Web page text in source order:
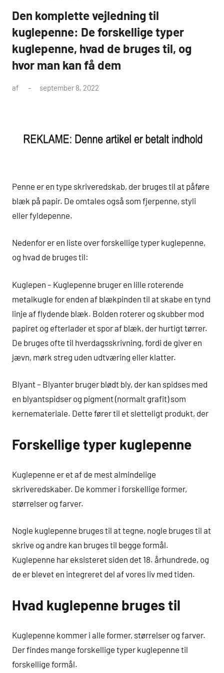
Den komplette vejledning til
kuglepenne: De forskellige typer
kuglepenne, hvad de bruges til, og
hvor man kan få dem
af september 8, 2022
Penne er en type skriveredskab, der bruges til at påføre
blæk på papir. De omtales også som fjerpenne, styli
eller fyldepenne.
Nedenfor er en liste over forskellige typer kuglepenne,
og hvad de bruges til:
Kuglepen – Kuglepenne bruger en lille roterende
metalkugle for enden af blækpinden til at skabe en tynd
linje af flydende blæk. Bolden roterer og skubber mod
papiret og efterlader et spor af blæk, der hurtigt tørrer.
De bruges ofte til hverdagsskrivning, fordi de giver en
jævn, mørk streg uden udtværing eller klatter.
Blyant – Blyanter bruger blødt bly, der kan spidses med
en blyantspidser og pigment (normalt grafit) som
kernemateriale. Dette fører til et sletteligt produkt, der
Forskellige typer kuglepenne
Kuglepenne er et af de mest almindelige
skriveredskaber. De kommer i forskellige former,
størrelser og farver.
Nogle kuglepenne bruges til at tegne, nogle bruges til at
skrive og andre kan bruges til begge formål.
Kuglepenne har eksisteret siden det 18. århundrede, og
de er blevet en integreret del af vores liv med tiden.
Hvad kuglepenne bruges til
Kuglepenne kommer i alle former, størrelser og farver.
Der findes mange forskellige typer kuglepenne til
forskellige formål.